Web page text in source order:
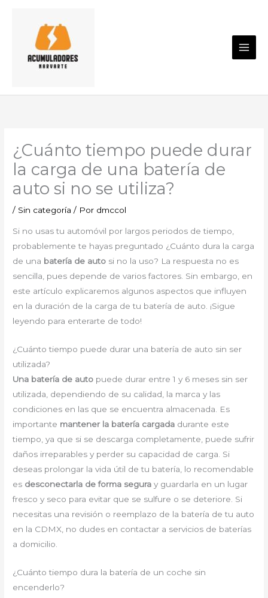
contenido
¿Cuánto tiempo puede durar
la carga de una batería de
auto si no se utiliza?
/ Sin categoría / Por dmccol
Si no usas tu automóvil por largos periodos de tiempo,
probablemente te hayas preguntado ¿Cuánto dura la carga
de una batería de auto si no la uso? La respuesta no es
sencilla, pues depende de varios factores. Sin embargo, en
este artículo explicaremos algunos aspectos que influyen
en la duración de la carga de tu batería de auto. ¡Sigue
leyendo para enterarte de todo!
¿Cuánto tiempo puede durar una batería de auto sin ser
utilizada?
Una batería de auto puede durar entre 1 y 6 meses sin ser
utilizada, dependiendo de su calidad, la marca y las
condiciones en las que se encuentra almacenada. Es
importante mantener la batería cargada durante este
tiempo, ya que si se descarga completamente, puede sufrir
daños irreparables y perder su capacidad de carga. Si
deseas prolongar la vida útil de tu batería, lo recomendable
es desconectarla de forma segura y guardarla en un lugar
fresco y seco para evitar que se sulfure o se deteriore. Si
necesitas una revisión o reemplazo de la batería de tu auto
en la CDMX, no dudes en contactar a servicios de baterías
a domicilio.
¿Cuánto tiempo dura la batería de un coche sin
encenderlo?